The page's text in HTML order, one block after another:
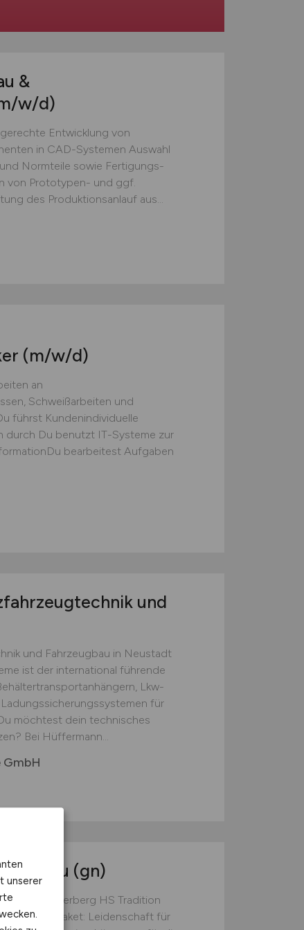
&
w/d)
Entwicklung von
in CAD-Systemen Auswahl
Normteile sowie Fertigungs-
von Prototypen- und ggf.
des Produktionsanlauf aus...
(m/w/d)
an
Schweißarbeiten und
führst Kundenindividuelle
durch Du benutzt IT-Systeme zur
bearbeitest Aufgaben
und
und Fahrzeugbau in Neustadt
ist der international führende
Lkw-
für
möchtest dein technisches
Bei Hüffermann...
(gn)
wir bei Terberg HS Tradition
Gesamtpaket: Leidenschaft für
unserer